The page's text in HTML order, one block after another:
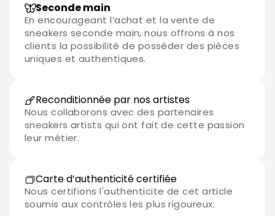
Seconde main
En encourageant l’achat et la vente de
sneakers seconde main, nous offrons à nos
clients la possibilité de posséder des pièces
uniques et authentiques.
Reconditionnée par nos artistes
Nous collaborons avec des partenaires
sneakers artists qui ont fait de cette passion
leur métier.
Carte d’authenticité certifiée
Nous certifions l'authenticite de cet article
soumis aux contrôles les plus rigoureux.